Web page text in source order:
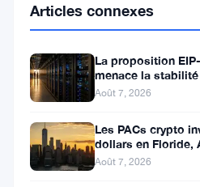
dans
supervision
secteur
crypto
Articles connexes
La proposition
menace la stabilité
stakés et de la DeFi
Août 7, 2026
Les PACs crypto
dollars en Floride,
après un revers au
Août 7, 2026